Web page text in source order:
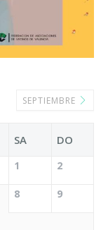
SEPTIEMBRE
SA DO
1 2
8 9